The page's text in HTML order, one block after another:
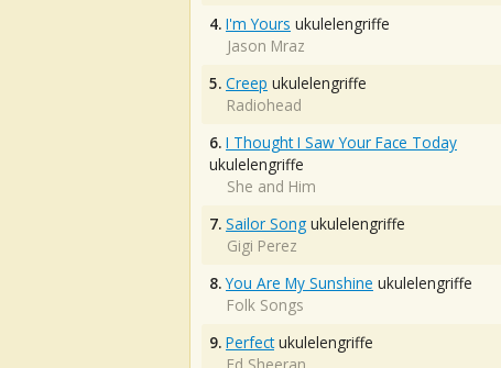
4. I'm Yours ukulelengriffe
Jason Mraz
5. Creep ukulelengriffe
Radiohead
6. I Thought I Saw Your Face Today
ukulelengriffe
She and Him
7. Sailor Song ukulelengriffe
Gigi Perez
8. You Are My Sunshine ukulelengriffe
Folk Songs
9. Perfectukulelengriffe